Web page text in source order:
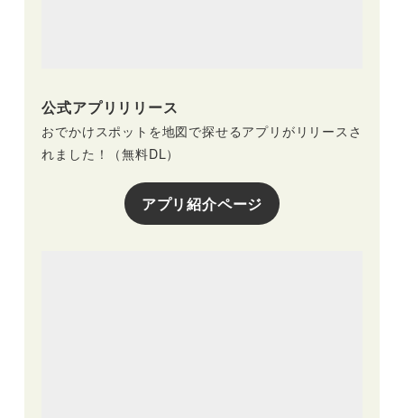
公式アプリリリース
おでかけスポットを地図で探せるアプリがリリースさ
れました！（無料DL）
アプリ紹介ページ